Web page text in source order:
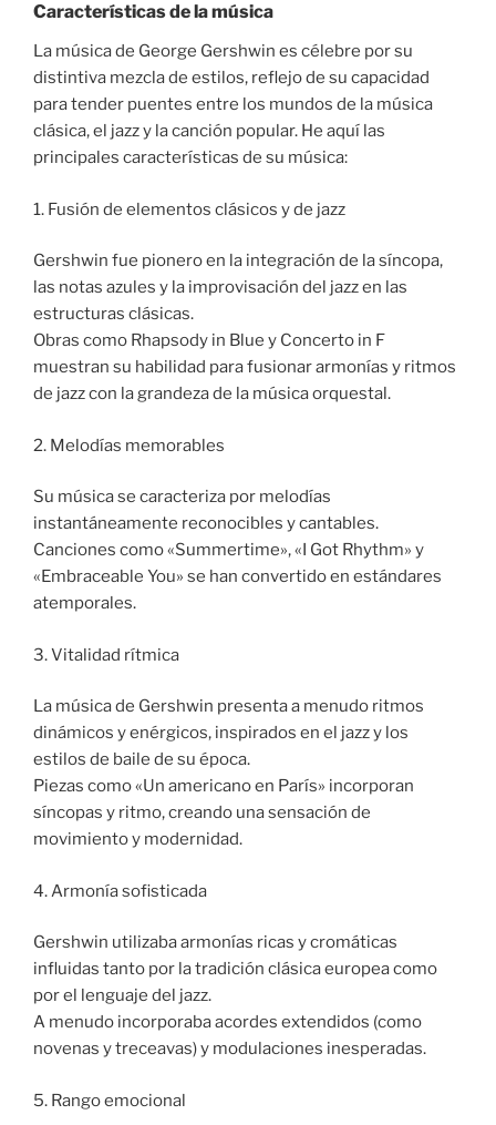
Características de la música
La música de George Gershwin es célebre por su
distintiva mezcla de estilos, reflejo de su capacidad
para tender puentes entre los mundos de la música
clásica, el jazz y la canción popular. He aquí las
principales características de su música:
1. Fusión de elementos clásicos y de jazz
Gershwin fue pionero en la integración de la síncopa,
las notas azules y la improvisación del jazz en las
estructuras clásicas.
Obras como Rhapsody in Blue y Concerto in F
muestran su habilidad para fusionar armonías y ritmos
de jazz con la grandeza de la música orquestal.
2. Melodías memorables
Su música se caracteriza por melodías
instantáneamente reconocibles y cantables.
Canciones como «Summertime», «I Got Rhythm» y
«Embraceable You» se han convertido en estándares
atemporales.
3. Vitalidad rítmica
La música de Gershwin presenta a menudo ritmos
dinámicos y enérgicos, inspirados en el jazz y los
estilos de baile de su época.
Piezas como «Un americano en París» incorporan
síncopas y ritmo, creando una sensación de
movimiento y modernidad.
4. Armonía sofisticada
Gershwin utilizaba armonías ricas y cromáticas
influidas tanto por la tradición clásica europea como
por el lenguaje del jazz.
A menudo incorporaba acordes extendidos (como
novenas y treceavas) y modulaciones inesperadas.
5. Rango emocional